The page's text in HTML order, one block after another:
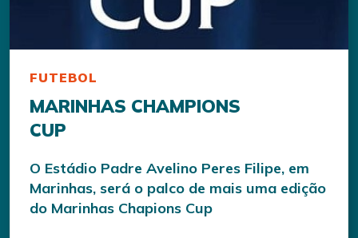
FUTEBOL
MARINHAS CHAMPIONS
CUP
O Estádio Padre Avelino Peres Filipe, em
Marinhas, será o palco de mais uma edição
do Marinhas Chapions Cup